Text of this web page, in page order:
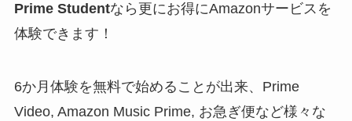
Prime Studentなら更にお得にAmazonサービスを
体験できます！
6か月体験を無料で始めることが出来、Prime
Video, Amazon Music Prime, お急ぎ便など様々な